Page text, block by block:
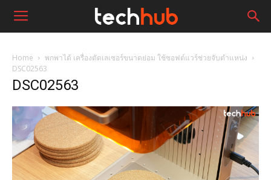
Home
พกพาได้ เครื่องตัดเลเซอร์ขนาดย่อม ใช้ซอฟต์แวร์ช่วยจับตำแหน่ง
DSC02563
DSC02563